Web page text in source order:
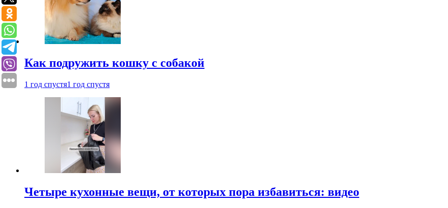
Как подружить кошку с собакой
1 год спустя1 год спустя
Четыре кухонные вещи, от которых пора избавиться: видео